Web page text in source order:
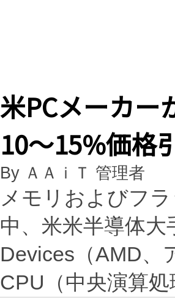
米PCメーカー
10〜15%価格
By ＡＡｉＴ 管理者
メモリおよびフ
中、米米半導体
Devices（AMD、
CPU（中央演算